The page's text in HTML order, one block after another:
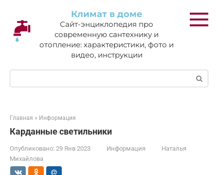
контенту
Климат в доме
Сайт-энциклопедия про
современную сантехнику и
отопление: характеристики, фото и
видео, инструкции
Поиск:
Главная » Информация
Карданные светильники
Опубликовано: 29 Янв 2023 Информация
Наталья
Михайлова